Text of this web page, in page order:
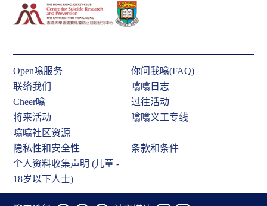
Open噏服务
你问我噏(FAQ)
联络我们
噏噏日志
Cheer噏
过往活动
将来活动
噏噏义工专线
噏噏社区资源
隐私性和安全性
条款和条件
个人资料收集声明 (儿童 -
18岁以下人士)